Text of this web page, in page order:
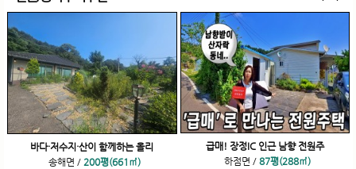
바다·저수지·산이 함께하는 올리
송해면 / 200평(661㎡)
급매! 장정IC 인근 남향 전원주
하점면 / 87평(288㎡)